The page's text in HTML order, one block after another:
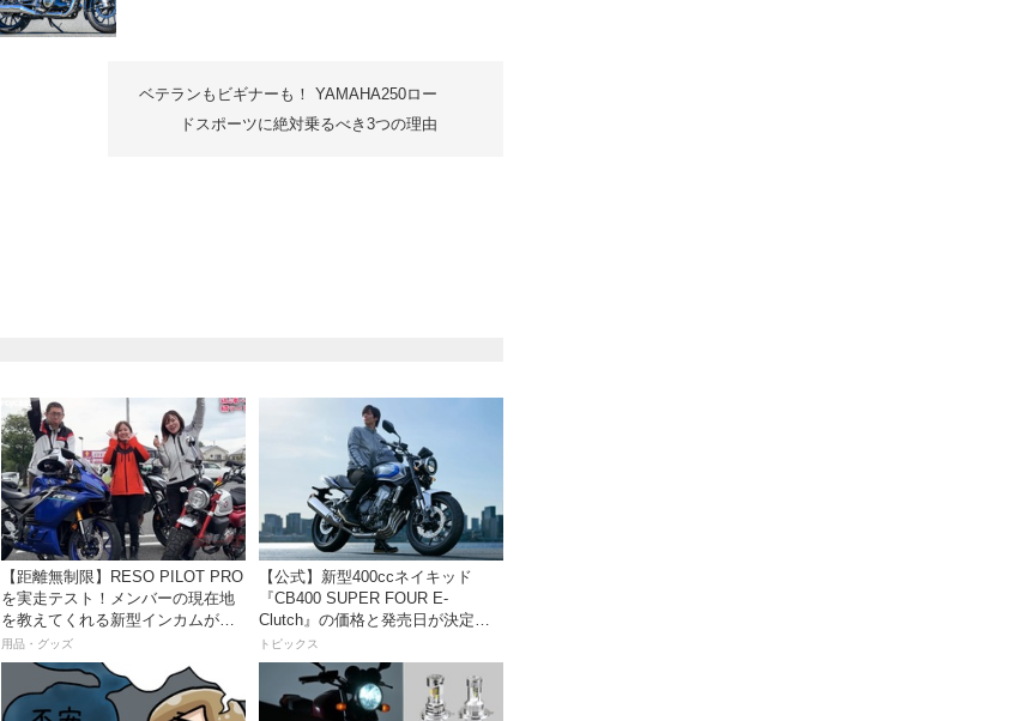
ベテランもビギナーも！ YAMAHA250ロー
ドスポーツに絶対乗るべき3つの理由
【距離無制限】RESO PILOT PRO
を実走テスト！メンバーの現在地
を教えてくれる新型インカムがめ
っちゃ便利な３つの理由【動画付
き】
用品・グッズ
【公式】新型400ccネイキッド
『CB400 SUPER FOUR E-
Clutch』の価格と発売日が決定！
シリーズ最高58馬力＆14kgもの軽
量化!? 完全に「旧CB400SF」を超
えた!?【Honda2026新車ニュー
ス】
トピックス